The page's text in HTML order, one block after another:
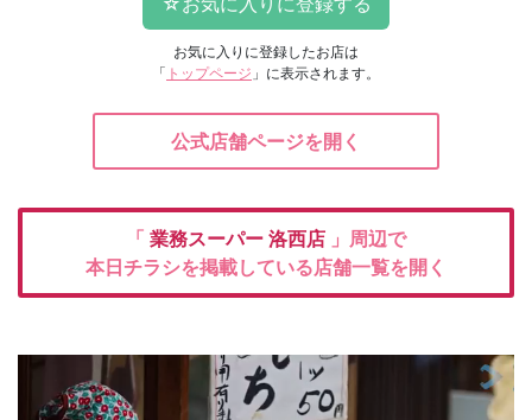
お気に入りに登録したお店は
「 トップページ 」に表示されます。
公式店舗ページを開く
「 業務スーパー 洛西店 」周辺で
本日チラシを掲載している店舗一覧を開く